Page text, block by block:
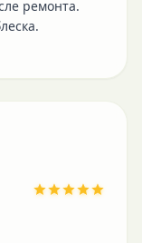
ремонта.